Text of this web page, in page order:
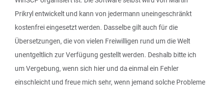
Prikryl entwickelt und kann von jedermann uneingeschränkt
kostenfrei eingesetzt werden. Dasselbe gilt auch für die
Übersetzungen, die von vielen Freiwilligen rund um die Welt
unentgeltlich zur Verfügung gestellt werden. Deshalb bitte ich
um Vergebung, wenn sich hier und da einmal ein Fehler
einschleicht und freue mich sehr, wenn jemand solche Probleme